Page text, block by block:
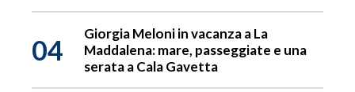
04
Giorgia Meloni in vacanza a La
Maddalena: mare, passeggiate e una
serata a Cala Gavetta